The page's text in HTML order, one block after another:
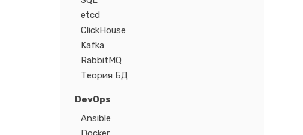
etcd
ClickHouse
Kafka
RabbitMQ
Теория БД
DevOps
Ansible